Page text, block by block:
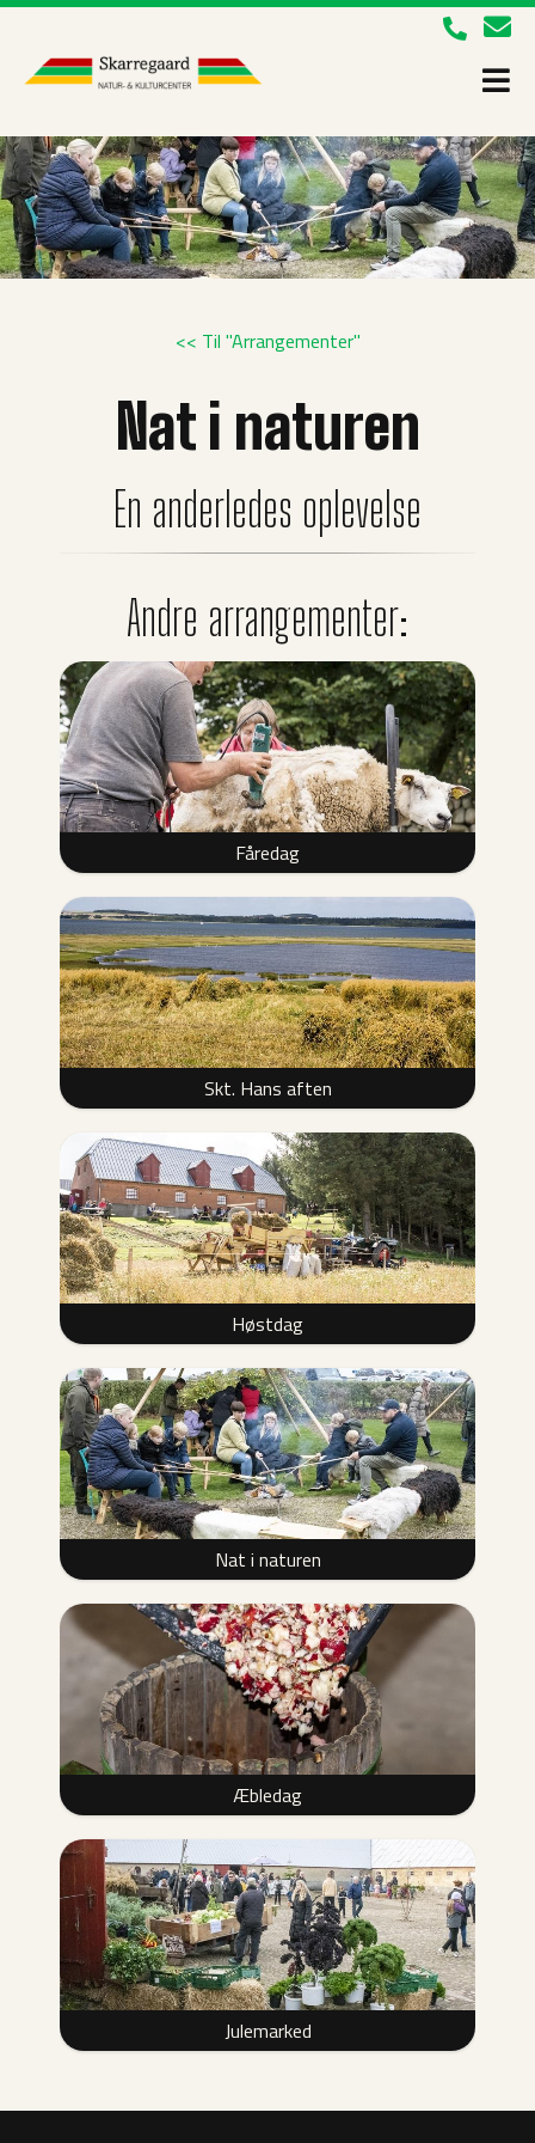
<< Til "Arrangementer"
Nat i naturen
En anderledes oplevelse
Andre arrangementer:
Fåredag
Skt. Hans aften
Høstdag
Nat i naturen
Æbledag
Julemarked